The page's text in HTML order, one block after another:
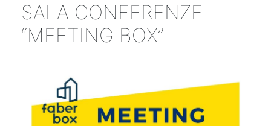
SALA CONFERENZE
“MEETING BOX”